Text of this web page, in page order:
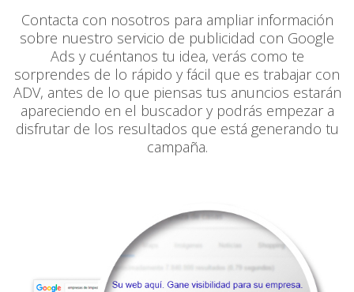
Contacta con nosotros para ampliar información
sobre nuestro servicio de publicidad con Google
Ads y cuéntanos tu idea, verás como te
sorprendes de lo rápido y fácil que es trabajar con
ADV, antes de lo que piensas tus anuncios estarán
apareciendo en el buscador y podrás empezar a
disfrutar de los resultados que está generando tu
campaña.